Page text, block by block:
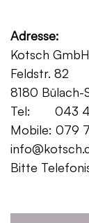
Adresse:
Kotsch
8180
Tel:
Mobile: 079
Bitte